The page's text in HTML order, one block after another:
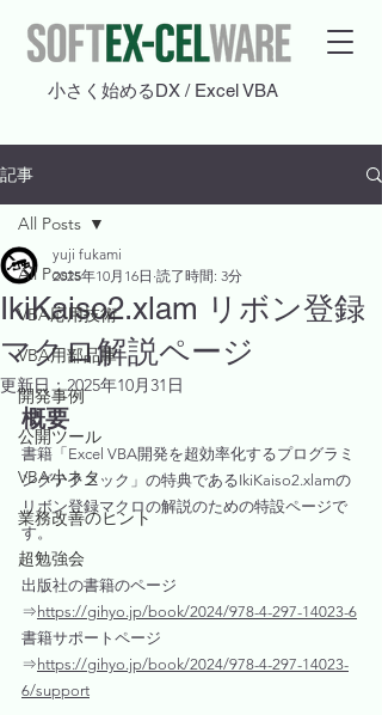
​小さく始めるDX / Excel VBA
記事
All Posts
VBA応用技術
VBA用部品庫
開発事例
公開ツール
VBA小ネタ
業務改善のヒント
超勉強会
All Posts
IkiKaiso2.xlam リボン登録
マクロ解説ページ
yuji fukami
2025年10月16日 読了時間: 3分
更新日：2025年10月31日
概要
書籍「Excel VBA開発を超効率化するプログラミ
ングテクニック」の特典であるIkiKaiso2.xlamの
リボン登録マクロの解説のための特設ページで
す。
出版社の書籍のページ
⇒https://gihyo.jp/book/2024/978-4-297-14023-6
書籍サポートページ
⇒https://gihyo.jp/book/2024/978-4-297-14023-
6/support